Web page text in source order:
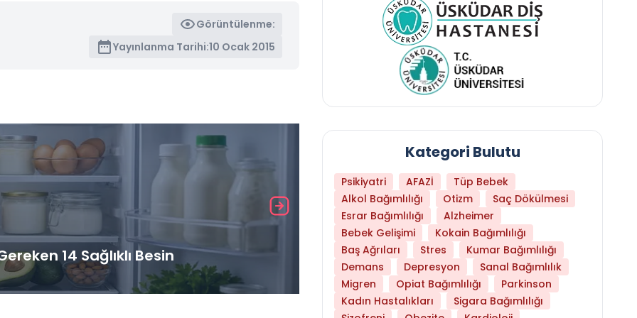
Görüntülenme:
Yayınlanma Tarihi:10 Ocak 2015
14 Sağlıklı Besin Hangi Yaşta Hangi Testi Yaptırmanız
Kategori Bulutu
Psikiyatri AFAZİ
Tüp Bebek
Alkol Bağımlılığı
Otizm
Saç Dökülmesi
Esrar Bağımlılığı
Alzheimer
Bebek Gelişimi
Kokain Bağımlılığı
Baş Ağrıları
Stres
Kumar Bağımlılığı
Demans
Depresyon
Sanal Bağımlılık
Migren
Opiat Bağımlılığı
Parkinson
Kadın Hastalıkları
Sigara Bağımlılığı